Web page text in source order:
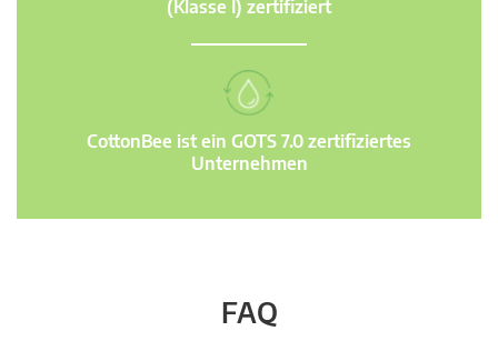
(Klasse I) zertifiziert
CottonBee ist ein GOTS 7.0 zertifiziertes
Unternehmen
FAQ